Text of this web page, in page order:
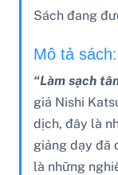
Sách đang
Mô tả sách:
“Làm sạch
giả Nishi
dịch, đây là
giảng dạy đã
là những